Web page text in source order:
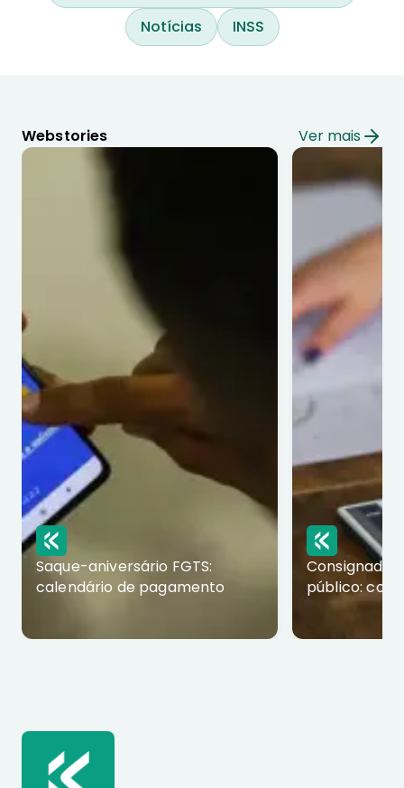
Notícias
INSS
Webstories Ver mais
Saque-aniversário FGTS:
calendário de pagamento
Consignado
público: